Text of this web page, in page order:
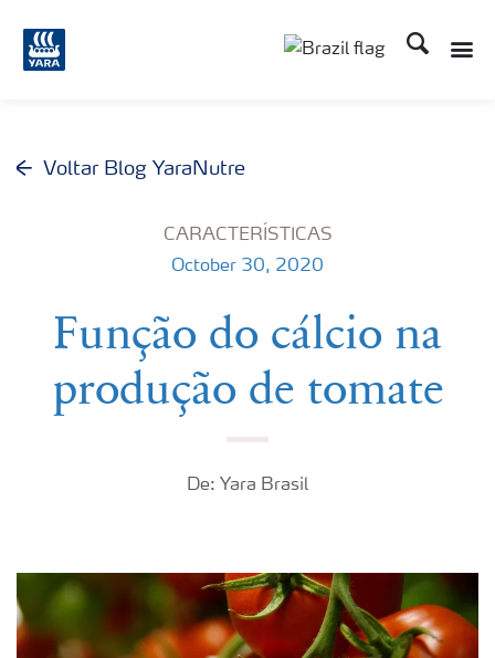
Busca
Voltar Blog YaraNutre
CARACTERÍSTICAS
October 30, 2020
Função do cálcio na
produção de tomate
De: Yara Brasil